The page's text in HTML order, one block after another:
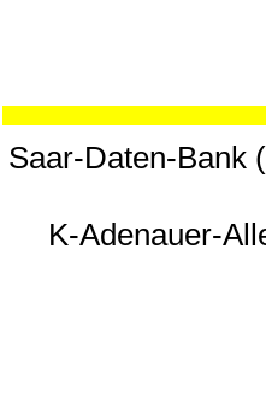
Saar-Daten-
K-Adenauer-